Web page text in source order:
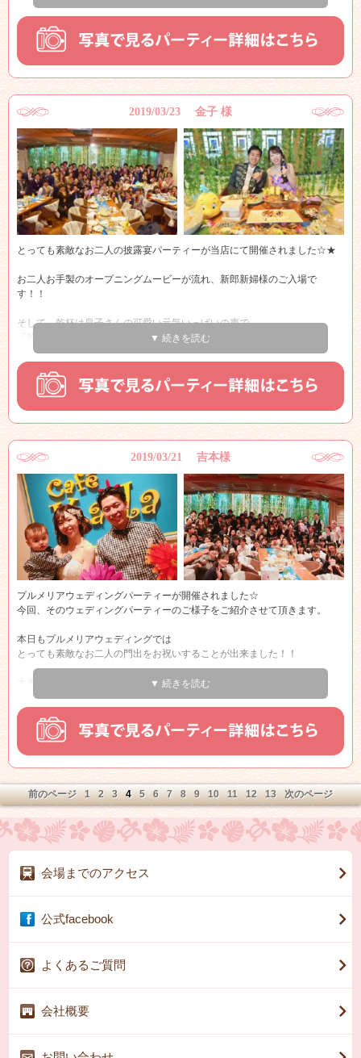
かわいい風船をお二人でお持ちになり、
いよいよ新郎新婦様のご入場です!!
2019/03/23 金子 様
とっても素敵なお二人の披露宴パーティーが当店にて開催されました☆★
お二人お手製のオープニングムービーが流れ、新郎新婦様のご入場で
す！！
そして、乾杯は息子さんの可愛い元気いっぱいの声で
会場は一気に笑顔でいっぱいになりました♪♪
ゲストの方を想って沢山のおもてなしの品がテーブルには並べられ、会場
のゲストの皆さまはとてもうれしそう♪♪
こういうおもてなしの心、素敵ですよね♪♪
とっても可愛く終始癒されました♪♪
最後には新婦様からのサプライズのお手紙もあり、とても温かい素敵なパ
ーティーとなりました。
金子様ご夫妻そしてお子様の末永いお幸せを心よりお祈り申し上げま
本当におめでとうございます！！
▼ 続きを読む
2019/03/21 吉本様
プルメリアウェディングパーティーが開催されました☆
今回、そのウェディングパーティーのご様子をご紹介させて頂きます。
本日もプルメリアウェディングでは
とっても素敵なお二人の門出をお祝いすることが出来ました！！
大きなお花をもちご登場されたお二人はとっても
カジュアルな装いでとてもオシャレ♪♪
そしてなんといってもお二人の華やかさといったら
素敵すぎて思わず笑みがこぼれてしまいますね★☆
▼ 続きを読む
前のページ 1 2 3 4 5 6 7 8 9 10 11 12 13 次のページ
会場までのアクセス
公式facebook
よくあるご質問
会社概要